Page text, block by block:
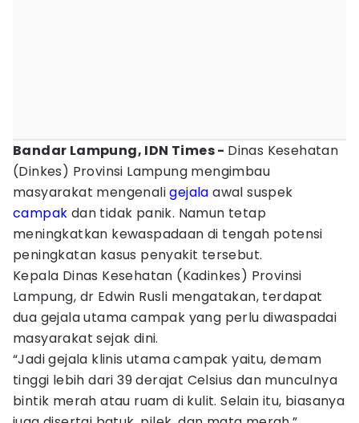
Bandar Lampung, IDN Times - Dinas Kesehatan
(Dinkes) Provinsi Lampung mengimbau
masyarakat mengenaligejala awal suspek
campak dan tidak panik. Namun tetap
meningkatkan kewaspadaan di tengah potensi
peningkatan kasus penyakit tersebut.
Kepala Dinas Kesehatan (Kadinkes) Provinsi
Lampung, dr Edwin Rusli mengatakan, terdapat
dua gejala utama campak yang perlu diwaspadai
masyarakat sejak dini.
“Jadi gejala klinis utama campak yaitu, demam
tinggi lebih dari 39 derajat Celsius dan munculnya
bintik merah atau ruam di kulit. Selain itu, biasanya